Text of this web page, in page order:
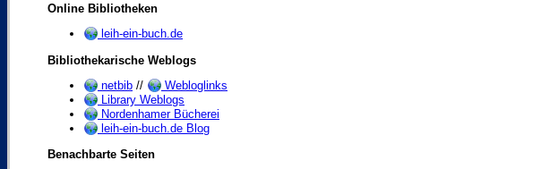
Online Bibliotheken
leih-ein-buch.de
Bibliothekarische Weblogs
netbib //
Webloglinks
Library Weblogs
Nordenhamer Bücherei
leih-ein-buch.de Blog
Benachbarte Seiten